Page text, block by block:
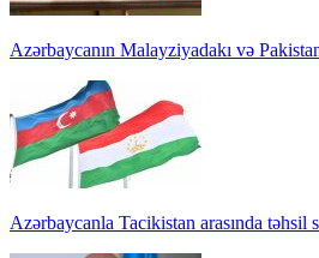
Azərbaycanın Malayziyadakı və
Azərbaycanla Tacikistan arasında təhsil